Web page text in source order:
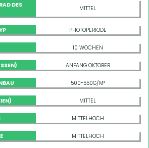
DES
MITTEL
PHOTOPERIODE
10 WOCHEN
ANFANG OKTOBER
500-550G/M²
MITTEL
MITTELHOCH
MITTELHOCH